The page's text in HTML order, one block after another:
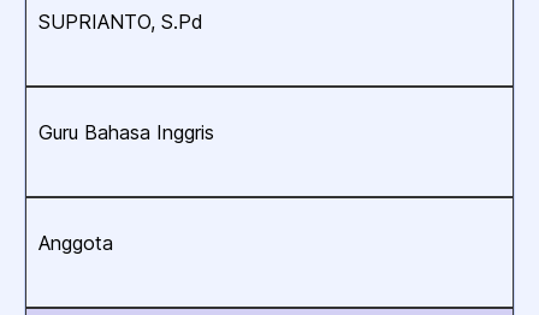
SUPRIANTO, S.Pd
Guru Bahasa Inggris
Anggota